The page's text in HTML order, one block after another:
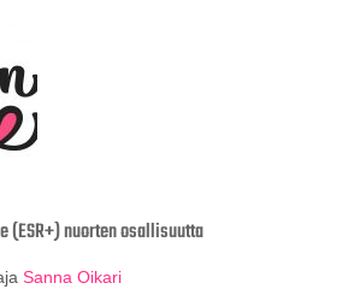
(ESR+) nuorten osallisuutta
Sanna Oikari